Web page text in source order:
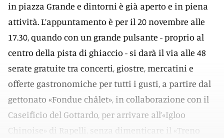
in piazza Grande e dintorni è già aperto e in piena
attività. L’appuntamento è per il 20 novembre alle
17.30, quando con un grande pulsante - proprio al
centro della pista di ghiaccio - si darà il via alle 48
serate gratuite tra concerti, giostre, mercatini e
offerte gastronomiche per tutti i gusti, a partire dal
gettonato «Fondue châlet», in collaborazione con il
Caseificio del Gottardo, per arrivare all’«Igloo
Chinoise» di Rapelli, senza dimenticare il «Treno